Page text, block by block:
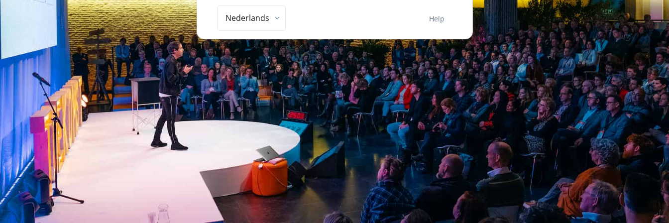
Nederlands Help